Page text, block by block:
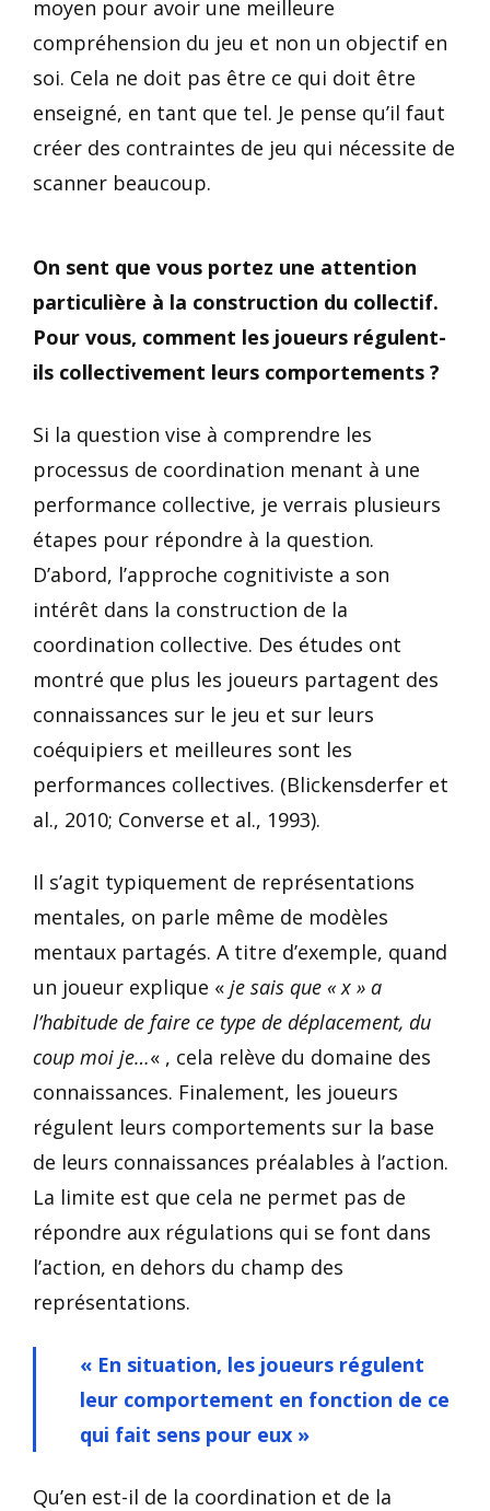
moyen pour avoir une meilleure
compréhension du jeu et non un objectif en
soi. Cela ne doit pas être ce qui doit être
enseigné, en tant que tel. Je pense qu’il faut
créer des contraintes de jeu qui nécessite de
scanner beaucoup.
On sent que vous portez une attention
particulière à la construction du collectif.
Pour vous, comment les joueurs régulent-
ils collectivement leurs comportements ?
Si la question vise à comprendre les
processus de coordination menant à une
performance collective, je verrais plusieurs
étapes pour répondre à la question.
D’abord, l’approche cognitiviste a son
intérêt dans la construction de la
coordination collective. Des études ont
montré que plus les joueurs partagent des
connaissances sur le jeu et sur leurs
coéquipiers et meilleures sont les
performances collectives. (Blickensderfer et
al., 2010; Converse et al., 1993).
Il s’agit typiquement de représentations
mentales, on parle même de modèles
mentaux partagés. A titre d’exemple, quand
un joueur explique « je sais que « x » a
l’habitude de faire ce type de déplacement, du
coup moi je…« , cela relève du domaine des
connaissances. Finalement, les joueurs
régulent leurs comportements sur la base
de leurs connaissances préalables à l’action.
La limite est que cela ne permet pas de
répondre aux régulations qui se font dans
l’action, en dehors du champ des
représentations.
« En situation, les joueurs régulent
leur comportement en fonction de ce
qui fait sens pour eux »
Qu’en est-il de la coordination et de la